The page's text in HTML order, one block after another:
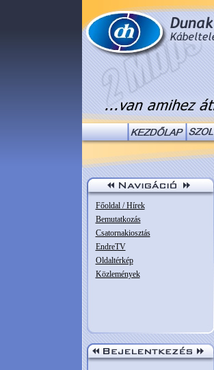
Főoldal / Hírek
Bemutatkozás
Csatornakiosztás
EndreTV
Oldaltérkép
Közlemények